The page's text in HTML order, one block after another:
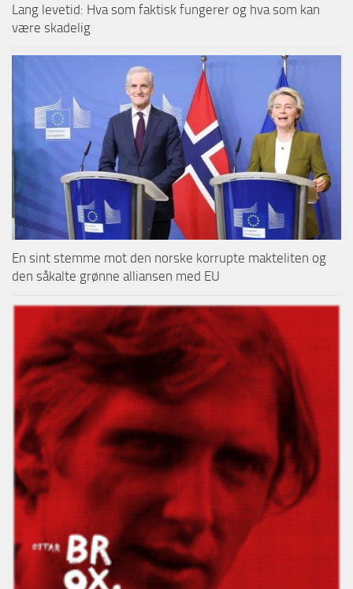
Lang levetid: Hva som faktisk fungerer og hva som kan
være skadelig
En sint stemme mot den norske korrupte makteliten og
den såkalte grønne alliansen med EU